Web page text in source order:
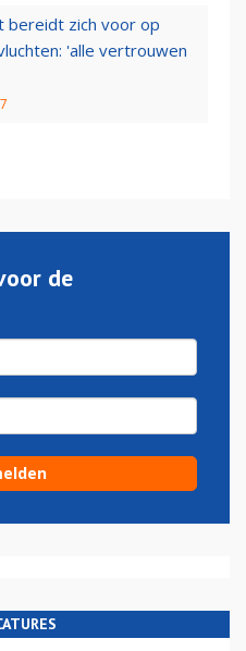
bereidt zich voor op
'alle vertrouwen
de